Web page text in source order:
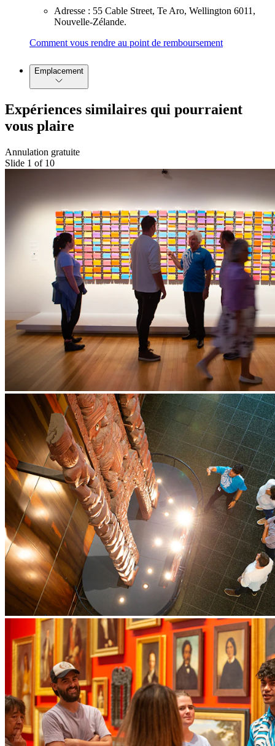
Adresse : 55 Cable Street, Te Aro, Wellington 6011,
Nouvelle-Zélande.
Comment vous rendre au point de remboursement
Emplacement
Expériences similaires qui pourraient
vous plaire
Annulation gratuite
Slide 1 of 10